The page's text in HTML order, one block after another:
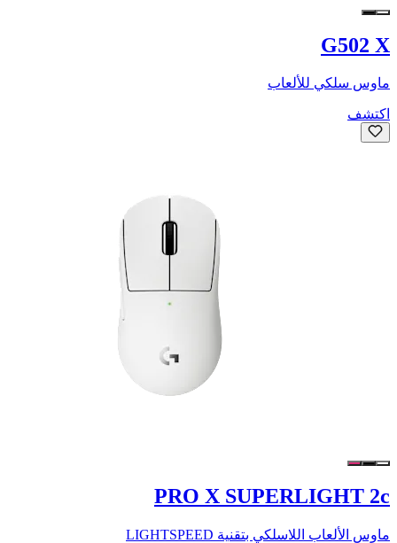
G502 X
ماوس سلكي للألعاب
اكتشف
PRO X SUPERLIGHT 2c
ماوس الألعاب اللاسلكي بتقنية LIGHTSPEED